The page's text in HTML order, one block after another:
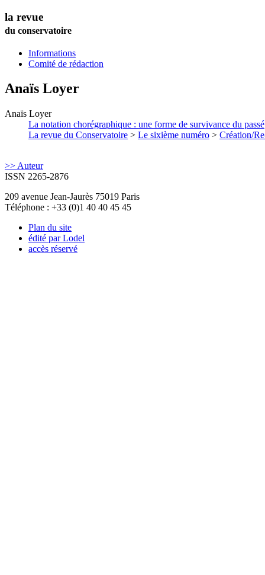
la revue
du conservatoire
Informations
Comité de rédaction
Anaïs Loyer
Anaïs Loyer
La notation chorégraphique : une forme de survivance du passé
La revue du Conservatoire > Le sixième numéro > Création/
>> Auteur
ISSN 2265-2876
209 avenue Jean-Jaurès 75019 Paris
Téléphone : +33 (0)1 40 40 45 45
Plan du site
édité par Lodel
accès réservé